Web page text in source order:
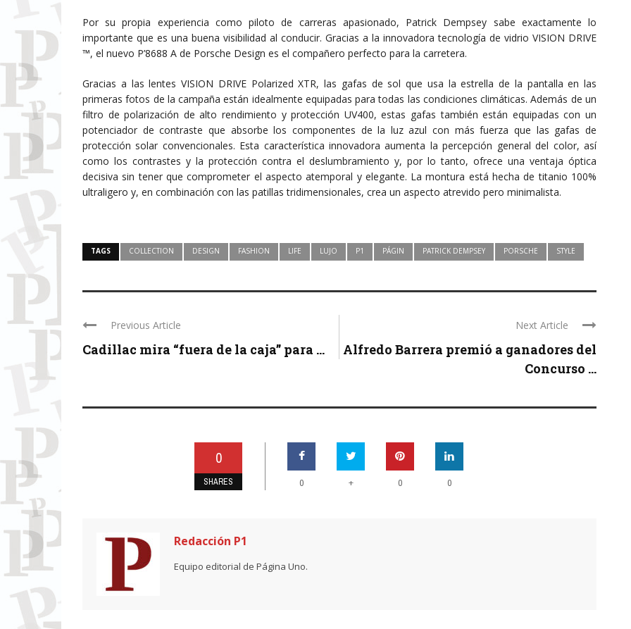
Por su propia experiencia como piloto de carreras apasionado, Patrick Dempsey sabe exactamente lo
importante que es una buena visibilidad al conducir. Gracias a la innovadora tecnología de vidrio VISION DRIVE
™, el nuevo P’8688 A de Porsche Design es el compañero perfecto para la carretera.
Gracias a las lentes VISION DRIVE Polarized XTR, las gafas de sol que usa la estrella de la pantalla en las
primeras fotos de la campaña están idealmente equipadas para todas las condiciones climáticas. Además de un
filtro de polarización de alto rendimiento y protección UV400, estas gafas también están equipadas con un
potenciador de contraste que absorbe los componentes de la luz azul con más fuerza que las gafas de
protección solar convencionales. Esta característica innovadora aumenta la percepción general del color, así
como los contrastes y la protección contra el deslumbramiento y, por lo tanto, ofrece una ventaja óptica
decisiva sin tener que comprometer el aspecto atemporal y elegante. La montura está hecha de titanio 100%
ultraligero y, en combinación con las patillas tridimensionales, crea un aspecto atrevido pero minimalista.
TAGS COLLECTION DESIGN FASHION LIFE LUJO P1 PÁGIN PATRICK DEMPSEY PORSCHE STYLE
Previous Article
Cadillac mira “fuera de la caja” para ...
Next Article
Alfredo Barrera premió a ganadores del
Concurso ...
0
SHARES 0 + 0 0
Redacción P1
Equipo editorial de Página Uno.